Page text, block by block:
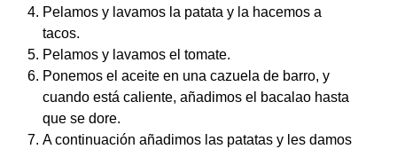
Pelamos y lavamos la patata y la hacemos a
tacos.
Pelamos y lavamos el tomate.
Ponemos el aceite en una cazuela de barro, y
cuando está caliente, añadimos el bacalao hasta
que se dore.
A continuación añadimos las patatas y les damos